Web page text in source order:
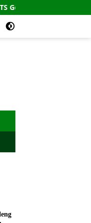
Terpadu